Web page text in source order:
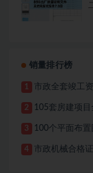
销量排行榜
1 市政全套竣工
2 105套房建项
3 100个平面布
4 市政机械合格证